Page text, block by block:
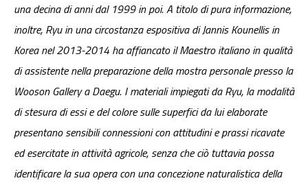
una decina di anni dal 1999 in poi. A titolo di pura informazione,
inoltre, Ryu in una circostanza espositiva di Jannis Kounellis in
Korea nel 2013-2014 ha affiancato il Maestro italiano in qualità
di assistente nella preparazione della mostra personale presso la
Wooson Gallery a Daegu. I materiali impiegati da Ryu, la modalità
di stesura di essi e del colore sulle superfici da lui elaborate
presentano sensibili connessioni con attitudini e prassi ricavate
ed esercitate in attività agricole, senza che ciò tuttavia possa
identificare la sua opera con una concezione naturalistica della